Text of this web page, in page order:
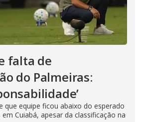
falta de
do Palmeiras:
que equipe ficou abaixo do esperado
Cuiabá, apesar da classificação na